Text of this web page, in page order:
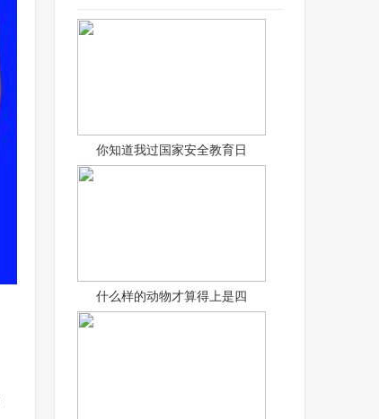
你知道我过国家安全教育日
什么样的动物才算得上是四